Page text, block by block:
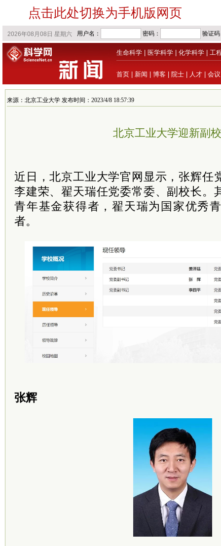
点击此处切换为手机版网页
生命科学 医学科学 化学科学 工
首页 新闻 博客 院士 人才 会议
来源：北京工业大学 发布时间：2023/4/8 18:57:39
北京工业大学迎新副
近日，北京工业大学官网显示，张辉任
李建荣、翟天瑞任党委常委、副校长。
青年基金获得者，翟天瑞为国家优秀
者。
张辉